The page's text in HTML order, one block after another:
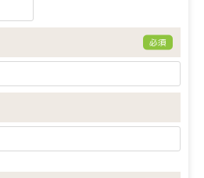
必須